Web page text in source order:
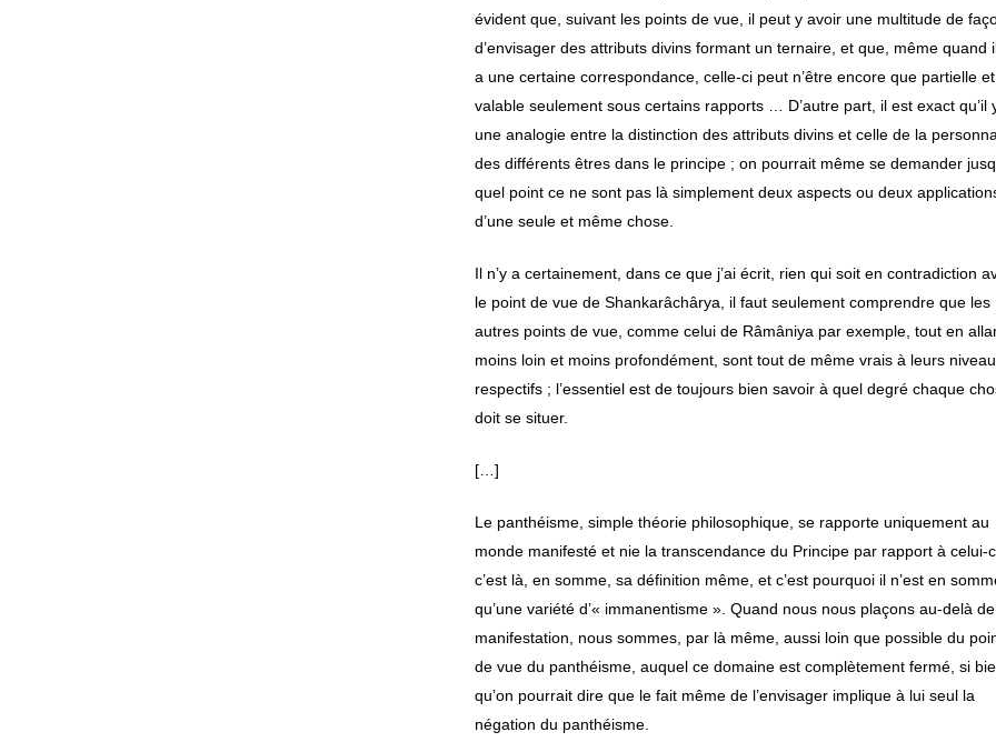
évident que, suivant les points de vue, il peut y avoir une multitude de
d’envisager des attributs divins formant un ternaire, et que, même quand
a une certaine correspondance, celle-ci peut n’être encore que partielle et
valable seulement sous certains rapports … D’autre part, il est exact qu’il
une analogie entre la distinction des attributs divins et celle de la
des différents êtres dans le principe ; on pourrait même se demander
quel point ce ne sont pas là simplement deux aspects ou deux
d’une seule et même chose.
Il n’y a certainement, dans ce que j’ai écrit, rien qui soit en contradiction
le point de vue de Shankarâchârya, il faut seulement comprendre que les
autres points de vue, comme celui de Râmâniya par exemple, tout en
moins loin et moins profondément, sont tout de même vrais à leurs
respectifs ; l’essentiel est de toujours bien savoir à quel degré chaque
doit se situer.
[…]
Le panthéisme, simple théorie philosophique, se rapporte uniquement au
monde manifesté et nie la transcendance du Principe par rapport à celui-
c’est là, en somme, sa définition même, et c’est pourquoi il n’est en
qu’une variété d’« immanentisme ». Quand nous nous plaçons au-delà
manifestation, nous sommes, par là même, aussi loin que possible du
de vue du panthéisme, auquel ce domaine est complètement fermé, si
qu’on pourrait dire que le fait même de l’envisager implique à lui seul la
négation du panthéisme.